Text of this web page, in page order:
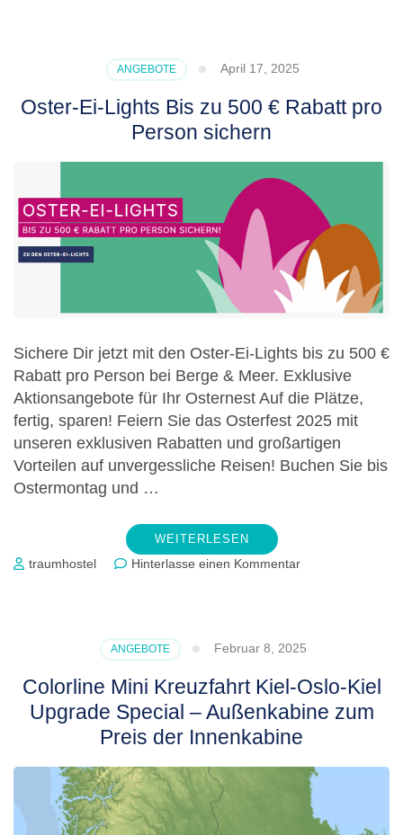
ANGEBOTE April 17, 2025
Oster-Ei-Lights Bis zu 500 € Rabatt pro
Person sichern
Sichere Dir jetzt mit den Oster-Ei-Lights bis zu 500 €
Rabatt pro Person bei Berge & Meer. Exklusive
Aktionsangebote für Ihr Osternest Auf die Plätze,
fertig, sparen! Feiern Sie das Osterfest 2025 mit
unseren exklusiven Rabatten und großartigen
Vorteilen auf unvergessliche Reisen! Buchen Sie bis
Ostermontag und …
WEITERLESEN
traumhostel Hinterlasse einen Kommentarzu
zu
500
€
Rabatt
pro
sichern
ANGEBOTE Februar 8, 2025
Colorline Mini Kreuzfahrt Kiel-Oslo-Kiel
Upgrade Special – Außenkabine zum
Preis der Innenkabine